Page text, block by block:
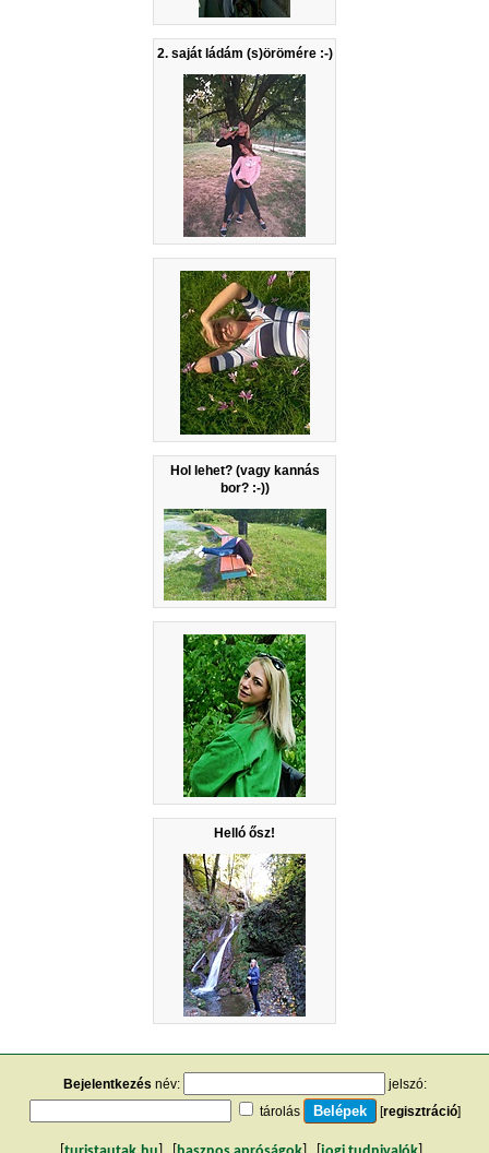
2. saját ládám (s)örömére :-)
Hol lehet? (vagy kannás
bor? :-))
Helló ősz!
Bejelentkezés név:
jelszó:
tárolás
[regisztráció]